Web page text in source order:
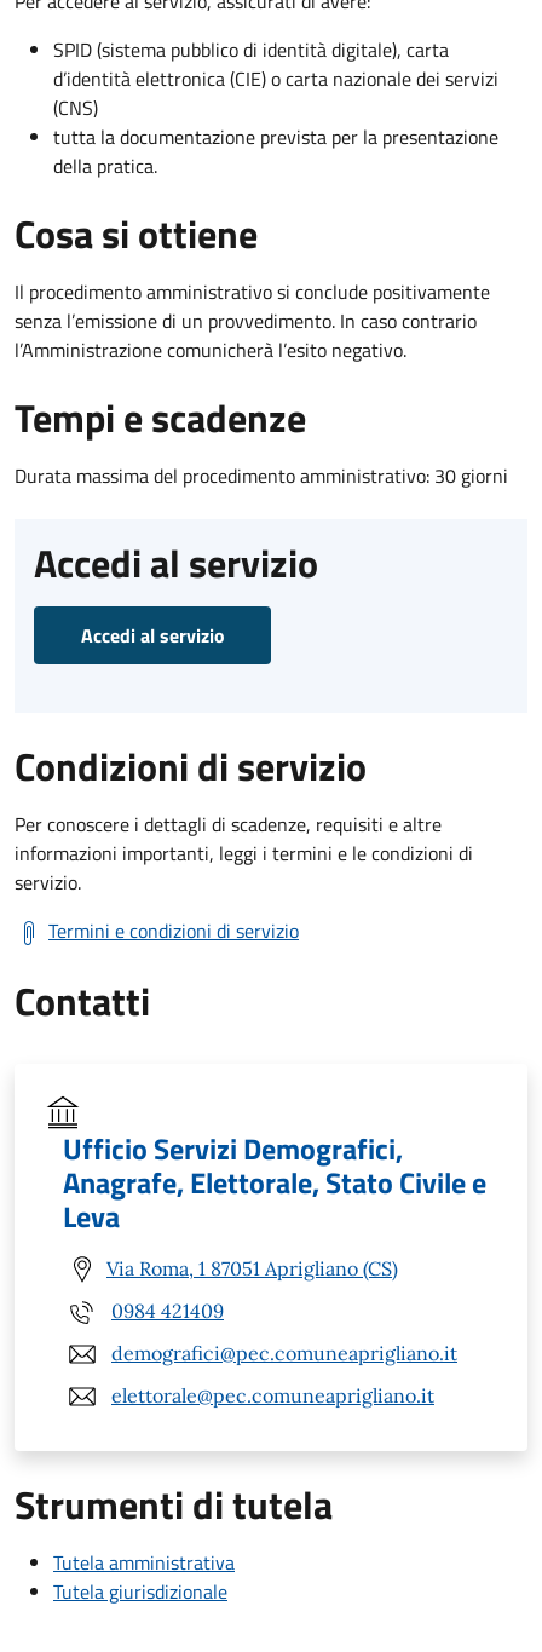
SPID (sistema pubblico di identità digitale), carta
d’identità elettronica (CIE) o carta nazionale dei servizi
(CNS)
tutta la documentazione prevista per la presentazione
della pratica.
Cosa si ottiene
Il procedimento amministrativo si conclude positivamente
senza l’emissione di un provvedimento. In caso contrario
l’Amministrazione comunicherà l’esito negativo.
Tempi e scadenze
Durata massima del procedimento amministrativo: 30 giorni
Accedi al servizio
Accedi al servizio
Condizioni di servizio
Per conoscere i dettagli di scadenze, requisiti e altre
informazioni importanti, leggi i termini e le condizioni di
servizio.
Termini e condizioni di servizio
Contatti
Ufficio Servizi Demografici,
Anagrafe, Elettorale, Stato Civile e
Leva
Via Roma, 1 87051 Aprigliano (CS)
0984 421409
demografici@pec.comuneaprigliano.it
elettorale@pec.comuneaprigliano.it
Strumenti di tutela
Tutela amministrativa
Tutela giurisdizionale